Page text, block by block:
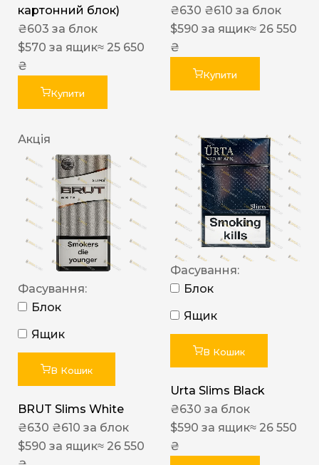
картонний блок)
₴603 за блок
$570 за ящик≈ 25 650
₴
Купити
₴630 ₴610 за блок
$590 за ящик≈ 26 550
₴
Купити
Акція
Фасування:
Блок
Ящик
В Кошик
BRUT Slims White
₴630 ₴610 за блок
$590 за ящик≈ 26 550
Фасування:
Блок
Ящик
В Кошик
Urta Slims Black
₴630 за блок
$590 за ящик≈ 26 550
₴